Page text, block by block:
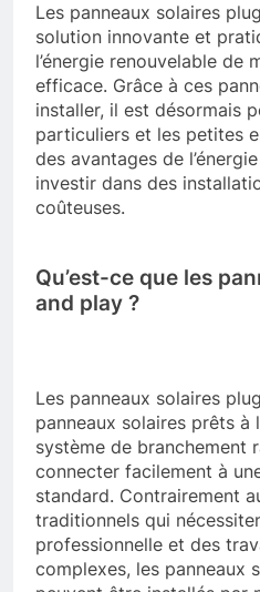
Les panneaux solaires
solution innovante et
l’énergie renouvelable de
efficace. Grâce à ces
installer, il est désormais
particuliers et les petites
des avantages de
investir dans des
coûteuses.
Qu’est-ce que les
and play ?
Les panneaux solaires
panneaux solaires prêts à
système de branchement
connecter facilement à
standard. Contrairement
traditionnels qui
professionnelle et des
complexes, les panneaux